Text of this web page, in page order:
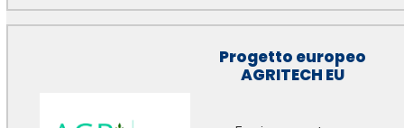
Progetto europeo
AGRITECH EU